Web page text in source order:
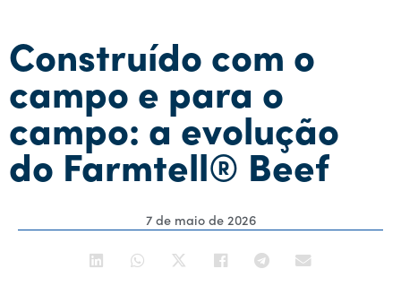
Construído com o
campo e para o
campo: a evolução
do Farmtell® Beef
7 de maio de 2026